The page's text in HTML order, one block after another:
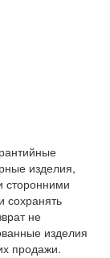
изделия,
сторонними
сохранять
не
изделия
продажи.